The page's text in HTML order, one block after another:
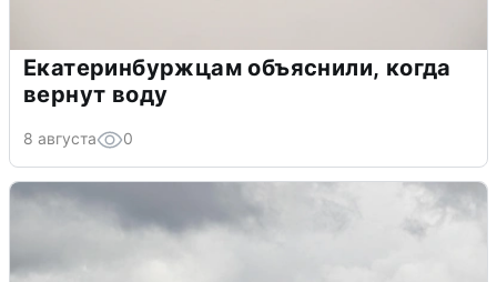
Екатеринбуржцам объяснили, когда
вернут воду
8 августа 0